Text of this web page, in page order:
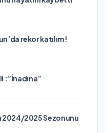
rekor katılım!
:”İnadına”
2024/2025 Sezonunu